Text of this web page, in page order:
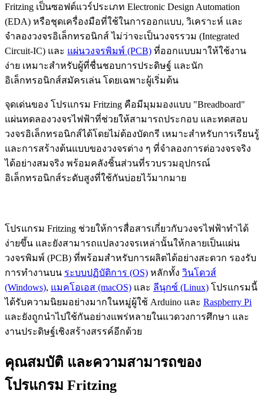
Fritzing เป็นซอฟต์แวร์ประเภท Electronic Design Automation
(EDA) หรือชุดเครื่องมือที่ใช้ในการออกแบบ, วิเคราะห์ และ
จำลองวงจรอิเล็กทรอนิกส์ ไม่ว่าจะเป็นวงจรรวม (Integrated
Circuit-IC) และ แผ่นวงจรพิมพ์ (PCB) ที่ออกแบบมาให้ใช้งาน
ง่าย เหมาะสำหรับผู้ที่ชื่นชอบการประดิษฐ์ และนัก
อิเล็กทรอนิกส์สมัครเล่น โดยเฉพาะผู้เริ่มต้น
จุดเด่นของ โปรแกรม Fritzing คือมีมุมมองแบบ "Breadboard"
แผ่นทดลองวงจรไฟฟ้าที่ช่วยให้สามารถประกอบ และทดสอบ
วงจรอิเล็กทรอนิกส์ได้โดยไม่ต้องบัดกรี เหมาะสำหรับการเรียนรู้
และการสร้างต้นแบบของวงจรต่าง ๆ ที่จำลองการต่อวงจรจริง
ได้อย่างสมจริง พร้อมคลังชิ้นส่วนที่รวบรวมอุปกรณ์
อิเล็กทรอนิกส์ระดับสูงที่ใช้กันบ่อยไว้มากมาย
โปรแกรม Fritzing ช่วยให้การสื่อสารเกี่ยวกับวงจรไฟฟ้าทำได้
ง่ายขึ้น และยังสามารถแปลงวงจรเหล่านั้นให้กลายเป็นแผ่น
วงจรพิมพ์ (PCB) ที่พร้อมสำหรับการผลิตได้อย่างสะดวก รองรับ
การทำงานบน ระบบปฏิบัติการ (OS) หลักทั้ง วินโดวส์
(Windows), แมคโอเอส (macOS) และ ลีนุกซ์ (Linux) โปรแกรมนี้
ได้รับความนิยมอย่างมากในหมู่ผู้ใช้ Arduino และ Raspberry Pi
และยังถูกนำไปใช้กันอย่างแพร่หลายในแวดวงการศึกษา และ
งานประดิษฐ์เชิงสร้างสรรค์อีกด้วย
คุณสมบัติ และความสามารถของ
โปรแกรม Fritzing